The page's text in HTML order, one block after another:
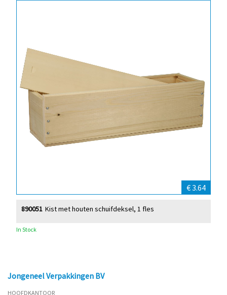
€ 3.64
Kist met houten schuifdeksel, 1 fles
890051
In Stock
Jongeneel Verpakkingen BV
HOOFDKANTOOR